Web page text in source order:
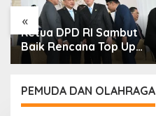
«
Kabupaten Muba Siap
Gelar Seminar
Nasional dan Resmikan
PEMUDA DAN OLAHRAGA